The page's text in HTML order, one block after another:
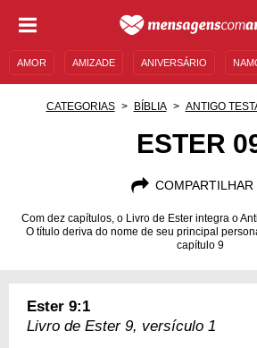
AMOR AMIZADE ANIVERSÁRIO
CATEGORIAS BÍBLIA ANTIGO
ESTER
COMPARTILHAR
Com dez capítulos, o Livro de Ester integra o
O título deriva do nome de seu principal
capítulo 9
Ester 9:1
Livro de Ester 9, versículo 1